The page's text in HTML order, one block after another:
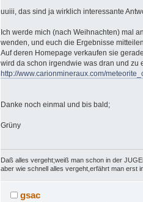
uuiii, das sind ja wirklich interessante
Ich werde mich (nach Weihnachten) mal
wenden, und euch die Ergebnisse
Auf deren Homepage verkaufen sie
wird da schon irgendwie was dran und zu
http://www.carionmineraux.com/
Danke noch einmal und bis bald;
Grüny
Daß alles vergeht;weiß man schon in der
aber wie schnell alles vergeht,erfährt man erst
gsac